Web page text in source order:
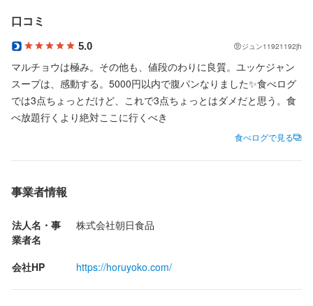
口コミ
5.0 ジュン11921192jh
マルチョウは極み。その他も、値段のわりに良質。ユッケジャン
スープは、感動する。5000円以内で腹パンなりました✨食べログ
では3点ちょっとだけど、これで3点ちょっとはダメだと思う。食
べ放題行くより絶対ここに行くべき
食べログで見る
事業者情報
法人名・事
業者名
株式会社朝日食品
会社HP https://horuyoko.com/
そのため「接客に余裕を持って取り組める」「良いお手本となる
先輩が身近にいてくれるので、仕事を覚えやすい」などメリット
その他にも、チームワークが良くなり、協調性やコミュニケーシ
ョン能力が身に付く、などなど、社会勉強にもピッタリ！！
また未経験の方には、沢山の仲間と一緒に働けるので、すごく心
強いと思います(^^)
■まずは短期お試しOK！！
という方にピッタリ♪♪
れば長く働いてくださいね！！
身に付くスキル
法人名・事業者名
最終更新日2026/01/23
れば長く働いてくださいね！！
身に付くスキル
包丁さばき 盛り付け技術
店名
炭火焼肉ホルモン横丁 下関店
勤務地
連絡先